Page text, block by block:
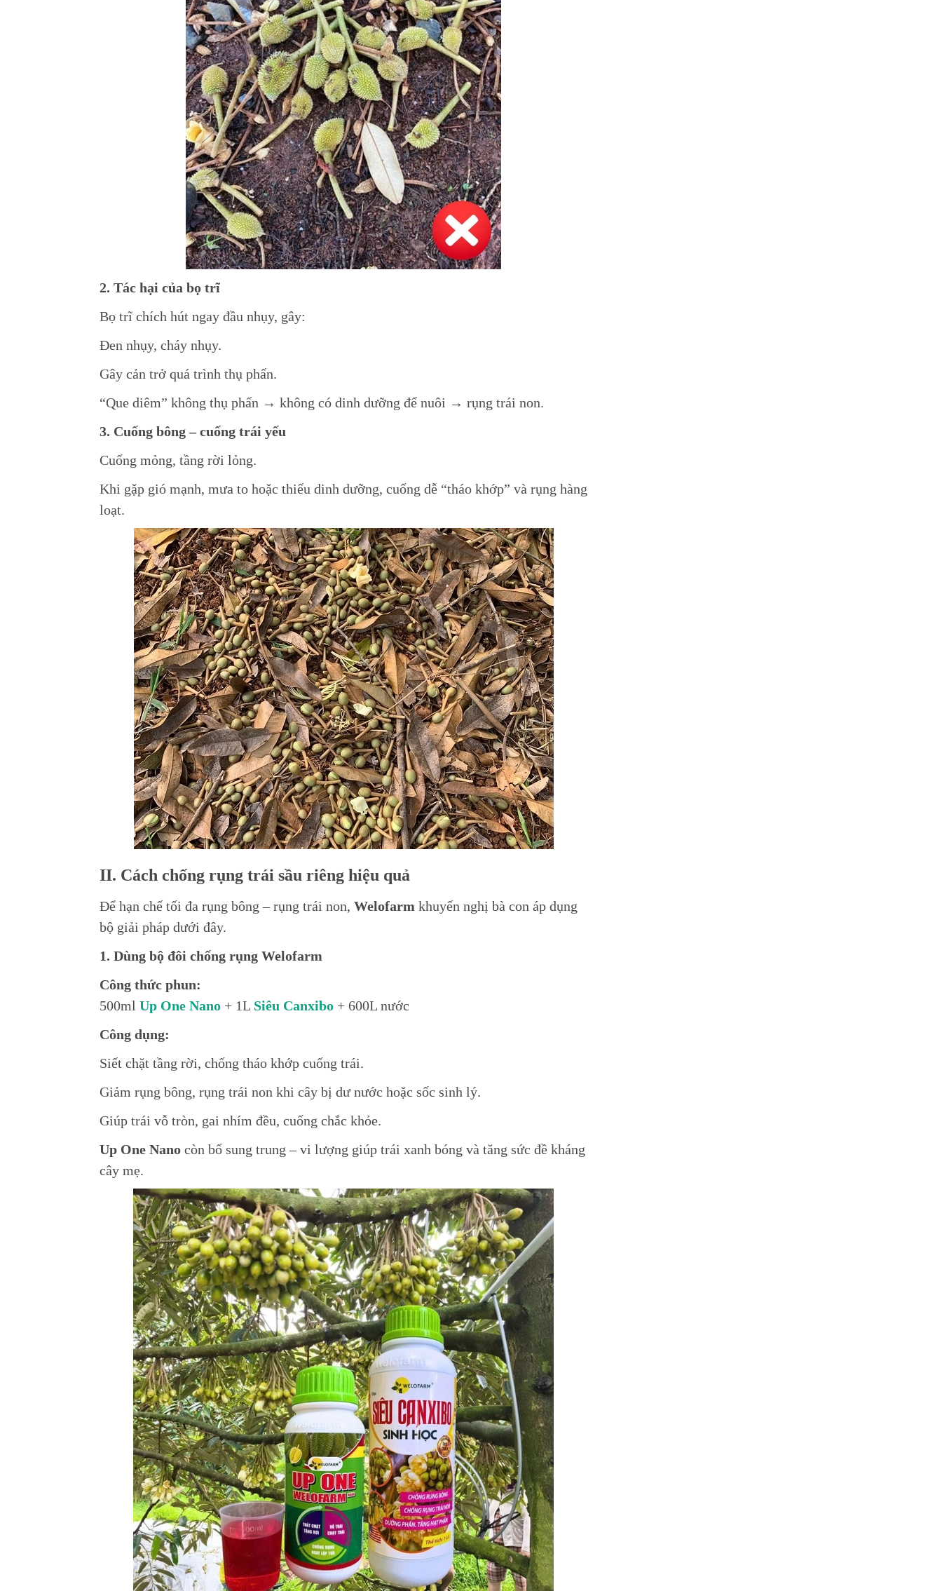
2. Tác hại của bọ trĩ
Bọ trĩ chích hút ngay đầu nhụy, gây:
Đen nhụy, cháy nhụy.
Gây cản trở quá trình thụ phấn.
“Que diêm” không thụ phấn → không có dinh dưỡng để nuôi → rụng trái non.
3. Cuống bông – cuống trái yếu
Cuống mỏng, tầng rời lỏng.
Khi gặp gió mạnh, mưa to hoặc thiếu dinh dưỡng, cuống dễ “tháo khớp” và rụng hàng
loạt.
II. Cách chống rụng trái sầu riêng hiệu quả
Để hạn chế tối đa rụng bông – rụng trái non, Welofarm khuyến nghị bà con áp dụng
bộ giải pháp dưới đây.
1. Dùng bộ đôi chống rụng Welofarm
Công thức phun:
500ml Up One Nano + 1L Siêu Canxibo + 600L nước
Công dụng:
Siết chặt tầng rời, chống tháo khớp cuống trái.
Giảm rụng bông, rụng trái non khi cây bị dư nước hoặc sốc sinh lý.
Giúp trái vỗ tròn, gai nhím đều, cuống chắc khỏe.
Up One Nano còn bổ sung trung – vi lượng giúp trái xanh bóng và tăng sức đề kháng
cây mẹ.